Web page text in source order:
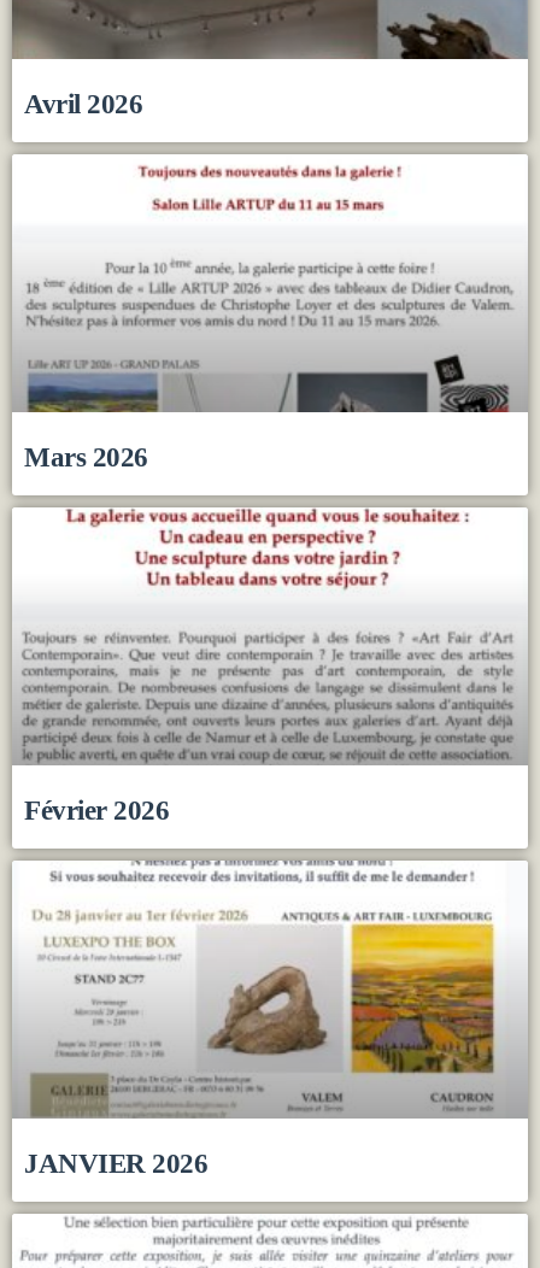
Avril 2026
Mars 2026
Février 2026
JANVIER 2026